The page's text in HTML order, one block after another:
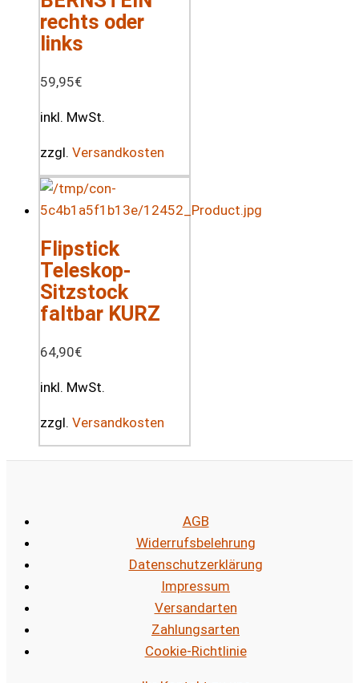
rechts oder
links
59,95€
inkl. MwSt.
zzgl. Versandkosten
Flipstick
Teleskop-
Sitzstock
faltbar KURZ
64,90€
inkl. MwSt.
zzgl. Versandkosten
AGB
Widerrufsbelehrung
Datenschutzerklärung
Impressum
Versandarten
Zahlungsarten
Cookie-Richtlinie